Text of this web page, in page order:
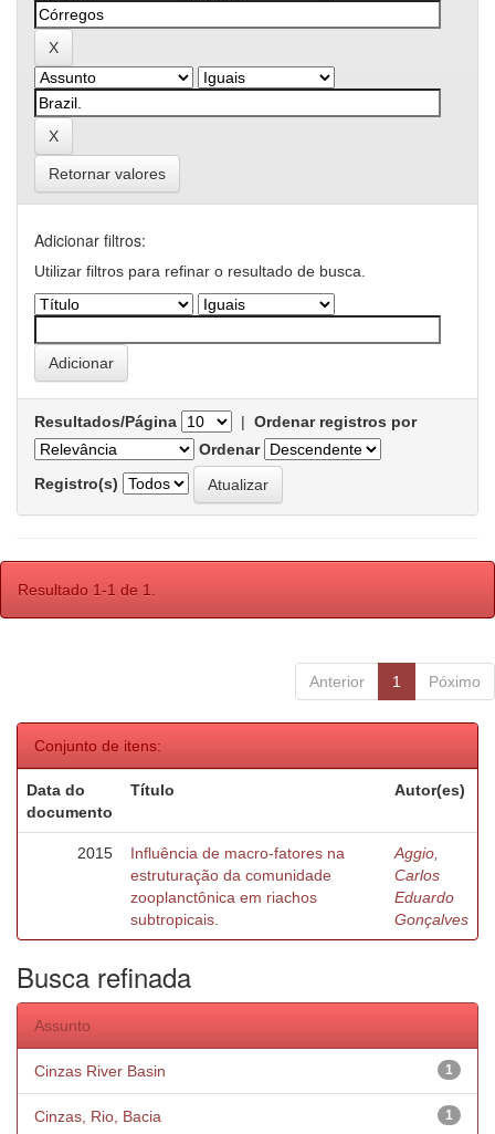
Retornar valores
Adicionar filtros:
Utilizar filtros para refinar o resultado de busca.
Resultados/Página | Ordenar registros por
Ordenar
Registro(s)
Resultado 1-1 de 1.
Anterior 1 Póximo
Conjunto de itens:
Data do
documento
Título Autor(es)
2015
Influência de macro-fatores na
estruturação da comunidade
zooplanctônica em riachos
subtropicais.
Aggio,
Carlos
Eduardo
Gonçalves
Busca refinada
Assunto
1
Cinzas River Basin
1
Cinzas, Rio, Bacia